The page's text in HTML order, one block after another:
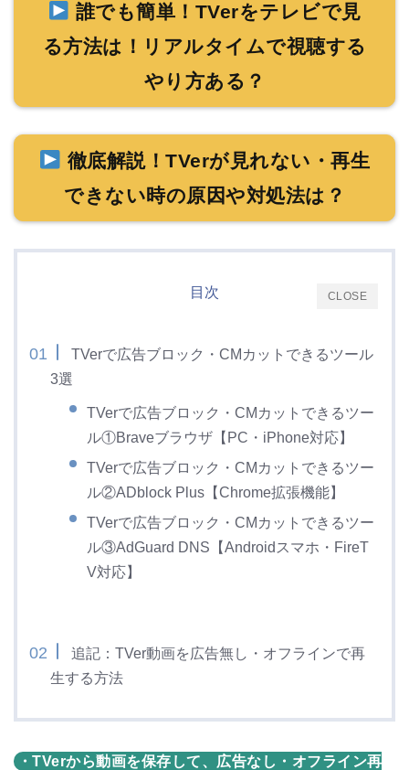
誰でも簡単！TVerをテレビで見
る方法は！リアルタイムで視聴する
やり方ある？
徹底解説！TVerが見れない・再生
できない時の原因や対処法は？
目次 CLOSE
TVerで広告ブロック・CMカットできるツール
3選
TVerで広告ブロック・CMカットできるツー
ル①Braveブラウザ【PC・iPhone対応】
TVerで広告ブロック・CMカットできるツー
ル②ADblock Plus【Chrome拡張機能】
TVerで広告ブロック・CMカットできるツー
ル③AdGuard DNS【Androidスマホ・FireT
V対応】
追記：TVer動画を広告無し・オフラインで再
生する方法
・TVerから動画を保存して、広告なし・オフライン再